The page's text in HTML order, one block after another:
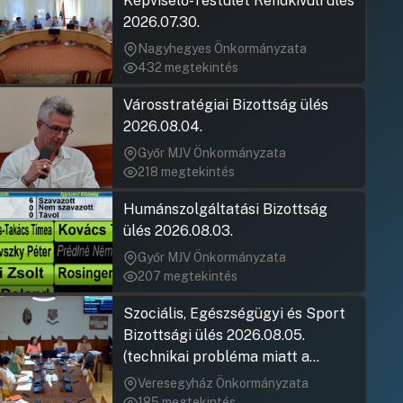
UGRÁS A NAPIREND ELEJÉRE
20. Napirendi pont
HozzászólásokUgrás a napirendi pontra Kálóczi Imre
21. Napirendi pont
UGRÁS A NAPIREND ELEJÉRE
22. Napirendi pont
UGRÁS A NAPIREND ELEJÉRE
23. Napirendi pont
HozzászólásokUgrás a napirendi pontra Sánta Áron
24. Napirendi pont
UGRÁS A NAPIREND ELEJÉRE
25. Napirendi pont
2026.07.30.
Nagyhegyes Önkormányzata
432 megtekintés
Városstratégiai Bizottság ülés
2026.08.04.
Győr MJV Önkormányzata
218 megtekintés
Humánszolgáltatási Bizottság
ülés 2026.08.03.
Győr MJV Önkormányzata
207 megtekintés
Szociális, Egészségügyi és Sport
Bizottsági ülés 2026.08.05.
(technikai probléma miatt a
jegyzőkönyv elfogadása nem
Veresegyház Önkormányzata